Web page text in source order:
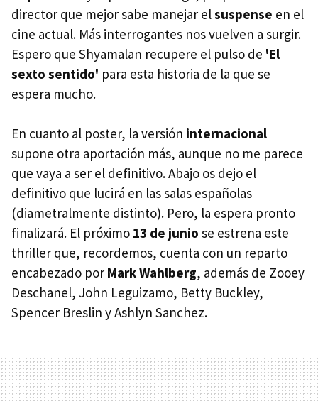
director que mejor sabe manejar elsuspense en el
cine actual. Más interrogantes nos vuelven a surgir.
Espero que Shyamalan recupere el pulso de 'El
sexto sentido' para esta historia de la que se
espera mucho.
En cuanto al poster, la versión internacional
supone otra aportación más, aunque no me parece
que vaya a ser el definitivo. Abajo os dejo el
definitivo que lucirá en las salas españolas
(diametralmente distinto). Pero, la espera pronto
finalizará. El próximo 13 de junio se estrena este
thriller que, recordemos, cuenta con un reparto
encabezado por Mark Wahlberg, además de Zooey
Deschanel, John Leguizamo, Betty Buckley,
Spencer Breslin y Ashlyn Sanchez.